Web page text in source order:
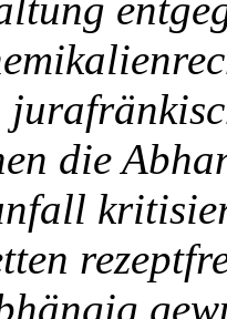
die